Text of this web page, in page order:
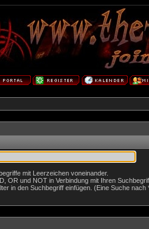
mit Leerzeichen voneinander.
OR und NOT in Verbindung mit Ihren
in den Suchbegriff einfügen. (Eine Suche